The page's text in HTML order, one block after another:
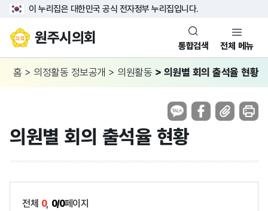
이 누리집은 대한민국 공식 전자정부 누리집입니다.
원주시의회 통합검색 전체 메뉴
홈 > 의정활동 정보공개 > 의원활동 > 의원별 회의 출석율 현황
의원별 회의 출석율 현황
전체 0, 0/0페이지